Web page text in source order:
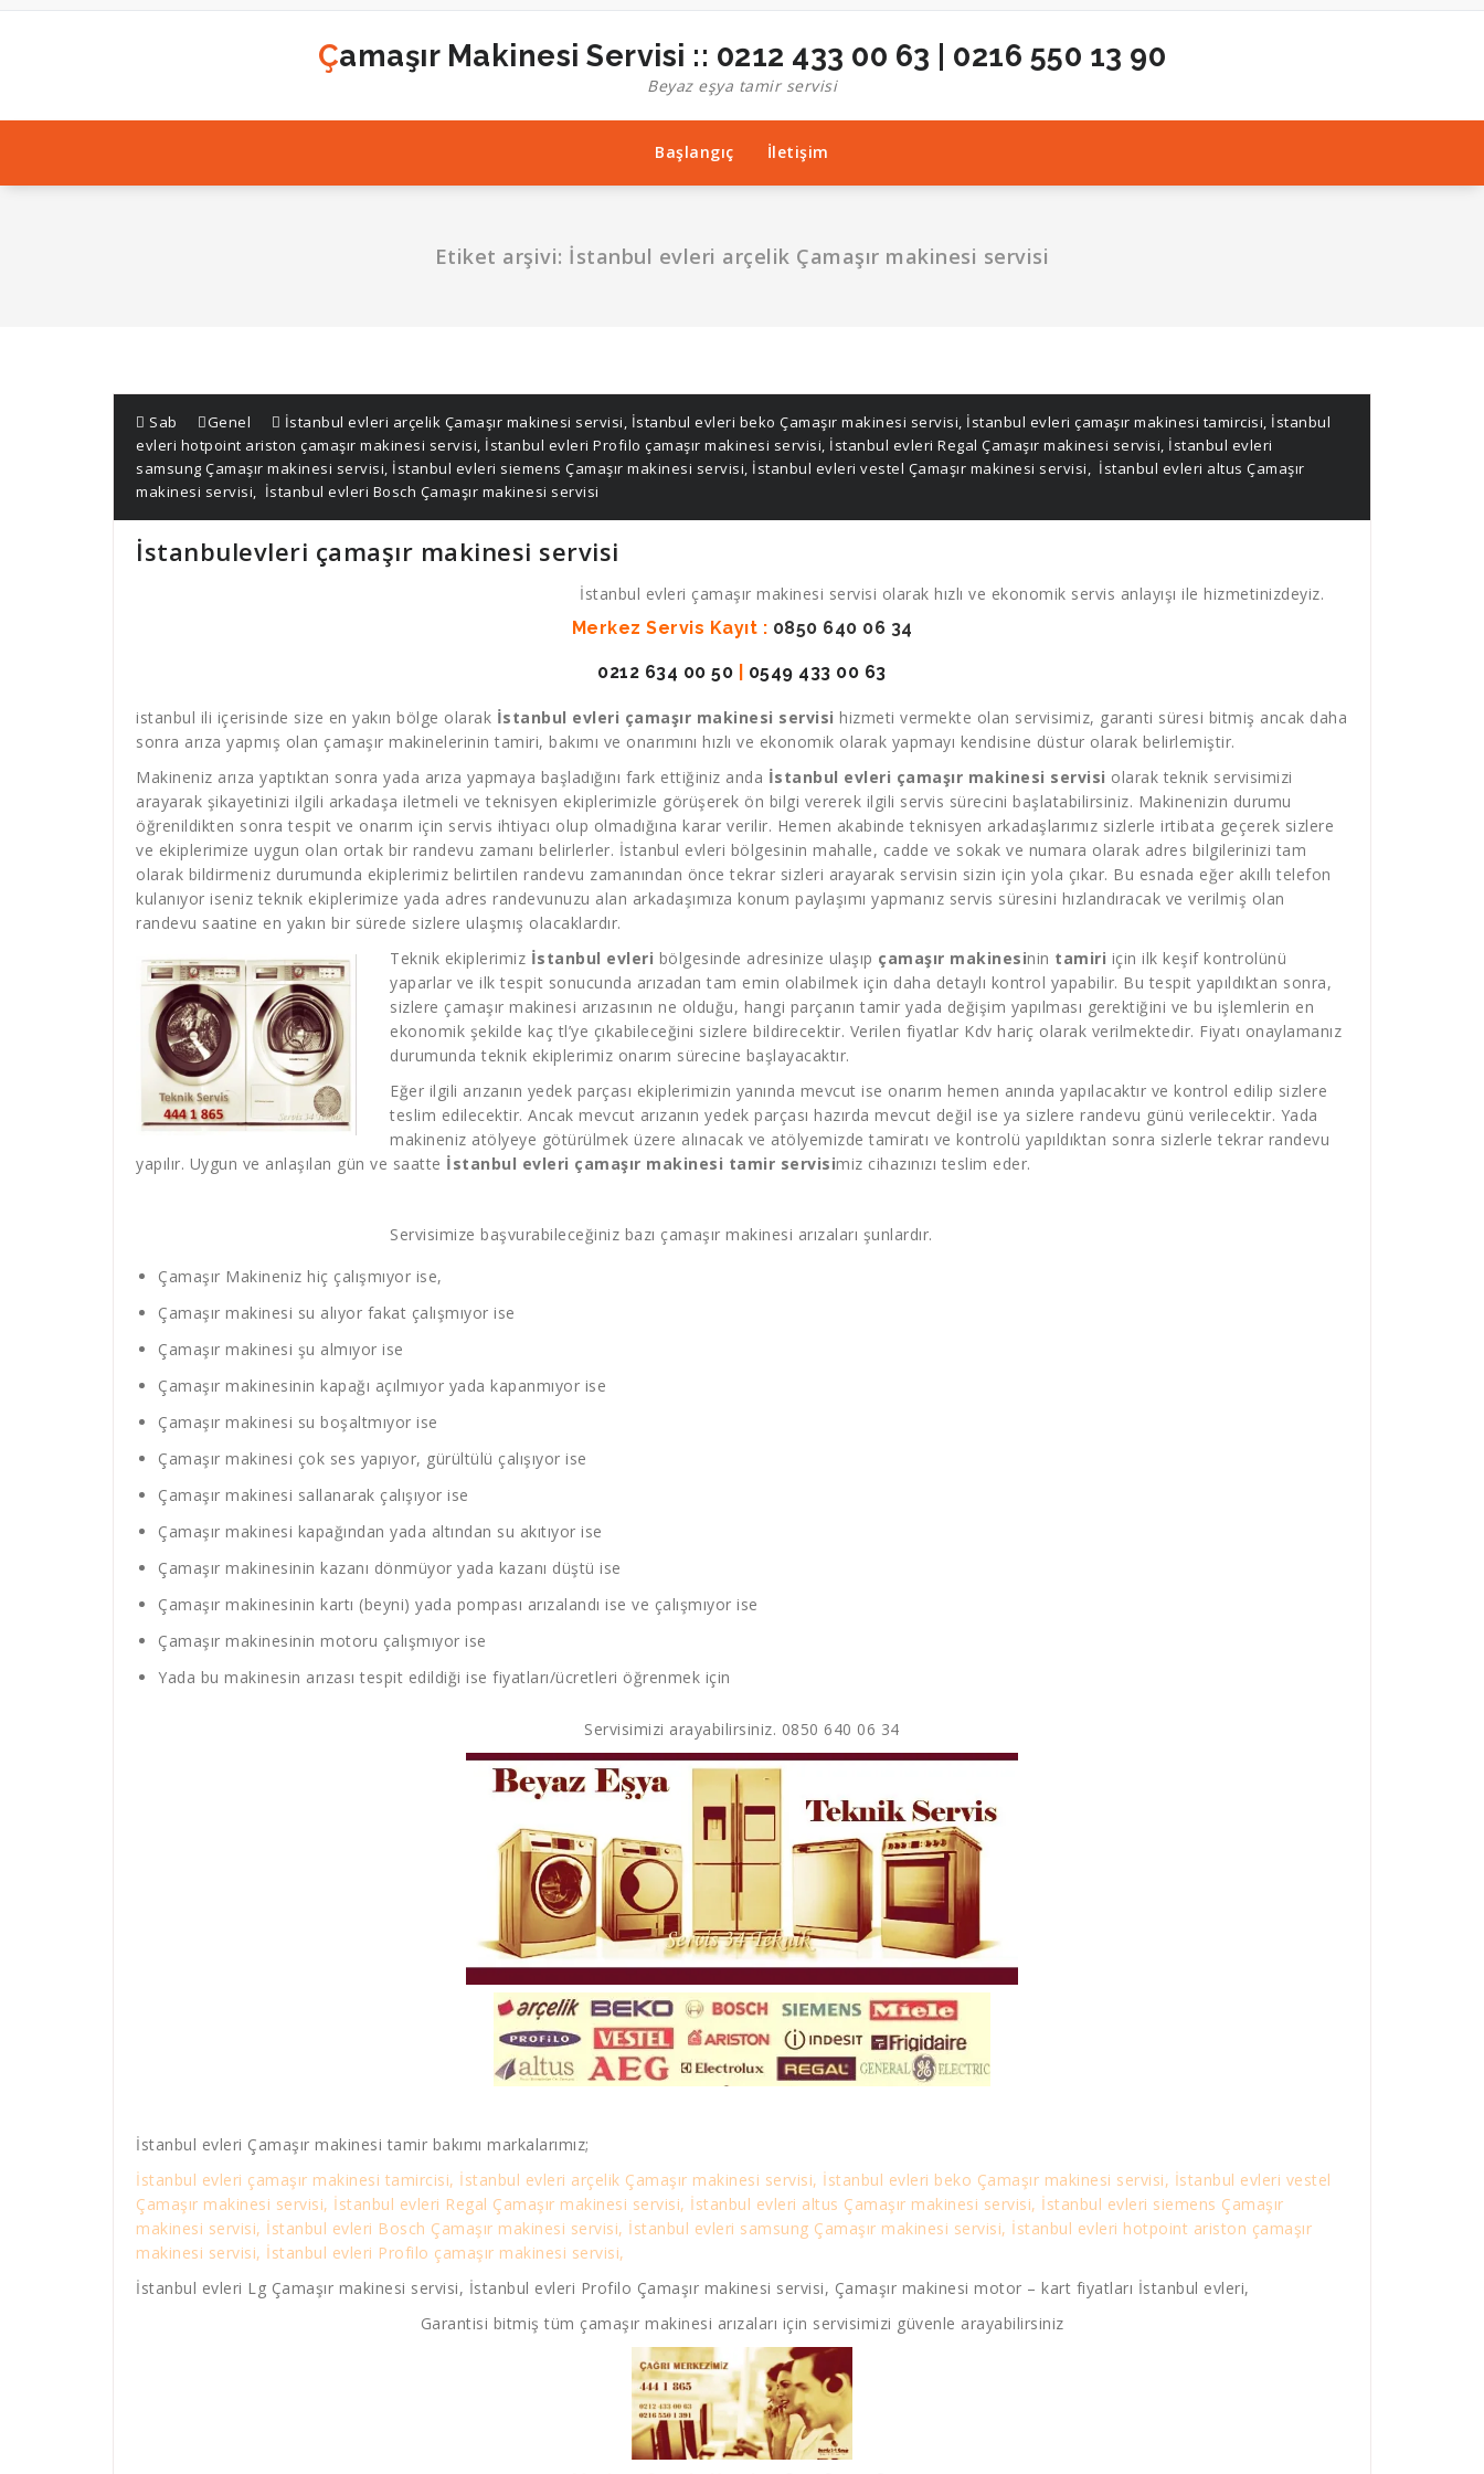
İçeriğe
Çamaşır Makinesi Servisi :: 0212 433 00 63 | 0216 550 13 90
Beyaz eşya tamir servisi
Başlangıç İletişim
Etiket arşivi: İstanbul evleri arçelik Çamaşır makinesi servisi
Sab Genel İstanbul evleri arçelik Çamaşır makinesi servisi, İstanbul evleri beko Çamaşır makinesi servisi, İstanbul evleri çamaşır makinesi tamircisi, İstanbul
evleri hotpoint ariston çamaşır makinesi servisi, İstanbul evleri Profilo çamaşır makinesi servisi, İstanbul evleri Regal Çamaşır makinesi servisi, İstanbul evleri
samsung Çamaşır makinesi servisi, İstanbul evleri siemens Çamaşır makinesi servisi, İstanbul evleri vestel Çamaşır makinesi servisi, İstanbul evleri altus Çamaşır
makinesi servisi, İstanbul evleri Bosch Çamaşır makinesi servisi
İstanbulevleri çamaşır makinesi servisi
İstanbul evleri çamaşır makinesi servisi olarak hızlı ve ekonomik servis anlayışı ile hizmetinizdeyiz.
Merkez Servis Kayıt : 0850 640 06 34
0212 634 00 50 0549 433 00 63
istanbul ili içerisinde size en yakın bölge olarak İstanbul evleri çamaşır makinesi servisi hizmeti vermekte olan servisimiz, garanti süresi bitmiş ancak daha
sonra arıza yapmış olan çamaşır makinelerinin tamiri, bakımı ve onarımını hızlı ve ekonomik olarak yapmayı kendisine düstur olarak belirlemiştir.
Makineniz arıza yaptıktan sonra yada arıza yapmaya başladığını fark ettiğiniz anda İstanbul evleri çamaşır makinesi servisi olarak teknik servisimizi
arayarak şikayetinizi ilgili arkadaşa iletmeli ve teknisyen ekiplerimizle görüşerek ön bilgi vererek ilgili servis sürecini başlatabilirsiniz. Makinenizin durumu
öğrenildikten sonra tespit ve onarım için servis ihtiyacı olup olmadığına karar verilir. Hemen akabinde teknisyen arkadaşlarımız sizlerle irtibata geçerek sizlere
ve ekiplerimize uygun olan ortak bir randevu zamanı belirlerler. İstanbul evleri bölgesinin mahalle, cadde ve sokak ve numara olarak adres bilgilerinizi tam
olarak bildirmeniz durumunda ekiplerimiz belirtilen randevu zamanından önce tekrar sizleri arayarak servisin sizin için yola çıkar. Bu esnada eğer akıllı telefon
kulanıyor iseniz teknik ekiplerimize yada adres randevunuzu alan arkadaşımıza konum paylaşımı yapmanız servis süresini hızlandıracak ve verilmiş olan
randevu saatine en yakın bir sürede sizlere ulaşmış olacaklardır.
Teknik ekiplerimiz İstanbul evleri bölgesinde adresinize ulaşıp çamaşır makinesinin tamiri için ilk keşif kontrolünü
yaparlar ve ilk tespit sonucunda arızadan tam emin olabilmek için daha detaylı kontrol yapabilir. Bu tespit yapıldıktan sonra,
sizlere çamaşır makinesi arızasının ne olduğu, hangi parçanın tamir yada değişim yapılması gerektiğini ve bu işlemlerin en
ekonomik şekilde kaç tl’ye çıkabileceğini sizlere bildirecektir. Verilen fiyatlar Kdv hariç olarak verilmektedir. Fiyatı onaylamanız
durumunda teknik ekiplerimiz onarım sürecine başlayacaktır.
Eğer ilgili arızanın yedek parçası ekiplerimizin yanında mevcut ise onarım hemen anında yapılacaktır ve kontrol edilip sizlere
teslim edilecektir. Ancak mevcut arızanın yedek parçası hazırda mevcut değil ise ya sizlere randevu günü verilecektir. Yada
makineniz atölyeye götürülmek üzere alınacak ve atölyemizde tamiratı ve kontrolü yapıldıktan sonra sizlerle tekrar randevu
yapılır. Uygun ve anlaşılan gün ve saatte İstanbul evleri çamaşır makinesi tamir servisimiz cihazınızı teslim eder.
Servisimize başvurabileceğiniz bazı çamaşır makinesi arızaları şunlardır.
Çamaşır Makineniz hiç çalışmıyor ise,
Çamaşır makinesi su alıyor fakat çalışmıyor ise
Çamaşır makinesi şu almıyor ise
Çamaşır makinesinin kapağı açılmıyor yada kapanmıyor ise
Çamaşır makinesi su boşaltmıyor ise
Çamaşır makinesi çok ses yapıyor, gürültülü çalışıyor ise
Çamaşır makinesi sallanarak çalışıyor ise
Çamaşır makinesi kapağından yada altından su akıtıyor ise
Çamaşır makinesinin kazanı dönmüyor yada kazanı düştü ise
Çamaşır makinesinin kartı (beyni) yada pompası arızalandı ise ve çalışmıyor ise
Çamaşır makinesinin motoru çalışmıyor ise
Yada bu makinesin arızası tespit edildiği ise fiyatları/ücretleri öğrenmek için
Servisimizi arayabilirsiniz. 0850 640 06 34
İstanbul evleri Çamaşır makinesi tamir bakımı markalarımız;
İstanbul evleri çamaşır makinesi tamircisi, İstanbul evleri arçelik Çamaşır makinesi servisi, İstanbul evleri beko Çamaşır makinesi servisi, İstanbul evleri vestel
Çamaşır makinesi servisi, İstanbul evleri Regal Çamaşır makinesi servisi, İstanbul evleri altus Çamaşır makinesi servisi, İstanbul evleri siemens Çamaşır
makinesi servisi, İstanbul evleri Bosch Çamaşır makinesi servisi, İstanbul evleri samsung Çamaşır makinesi servisi, İstanbul evleri hotpoint ariston çamaşır
makinesi servisi, İstanbul evleri Profilo çamaşır makinesi servisi,
İstanbul evleri Lg Çamaşır makinesi servisi, İstanbul evleri Profilo Çamaşır makinesi servisi, Çamaşır makinesi motor – kart fiyatları İstanbul evleri,
Garantisi bitmiş tüm çamaşır makinesi arızaları için servisimizi güvenle arayabilirsiniz